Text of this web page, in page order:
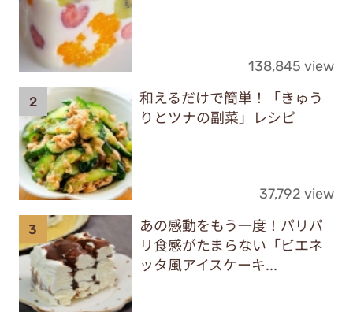
138,845 view
和えるだけで簡単！「きゅう
りとツナの副菜」レシピ
37,792 view
あの感動をもう一度！パリパ
リ食感がたまらない「ビエネ
ッタ風アイスケーキ...